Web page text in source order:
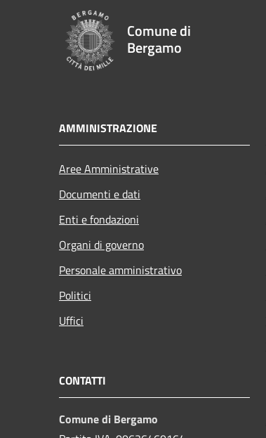
Comune di
Bergamo
AMMINISTRAZIONE
Aree Amministrative
Documenti e dati
Enti e fondazioni
Organi di governo
Personale amministrativo
Politici
Uffici
CONTATTI
Comune di Bergamo